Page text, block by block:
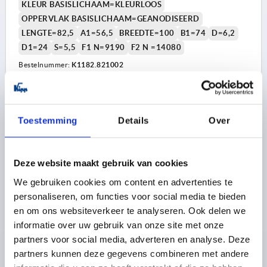
Toestemming Details Over
Deze website maakt gebruik van cookies
We gebruiken cookies om content en advertenties te
personaliseren, om functies voor social media te bieden
en om ons websiteverkeer te analyseren. Ook delen we
informatie over uw gebruik van onze site met onze
partners voor social media, adverteren en analyse. Deze
partners kunnen deze gegevens combineren met andere
KLEUR BASISLICHAAM=KLEURLOOS
OPPERVLAK BASISLICHAAM=GEANODISEERD
LENGTE=82,5
A1=56,5 BREEDTE=100 B1=74
D=6,2
D1=24
S=5,5 F1 N=9190 F2 N =14080
Bestelnummer: K1182.821002
33,92 €
ALUMINIUM ZWART GEANODISEERD